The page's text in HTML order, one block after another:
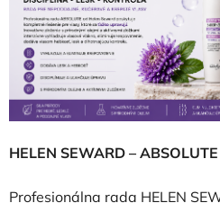
HELEN SEWARD – ABSOLUTE
Profesionálna rada HELEN